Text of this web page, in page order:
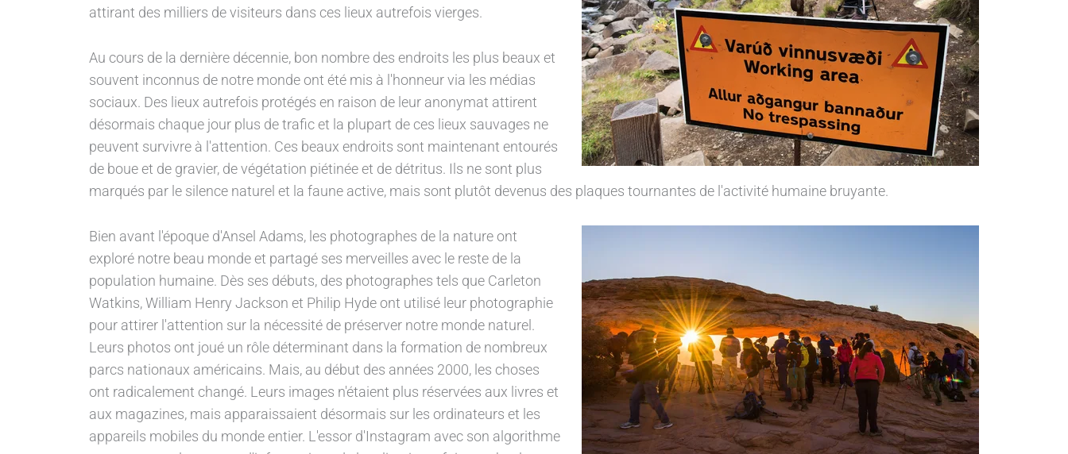
attirant des milliers de visiteurs dans ces lieux autrefois vierges.
Au cours de la dernière décennie, bon nombre des endroits les plus beaux et
souvent inconnus de notre monde ont été mis à l'honneur via les médias
sociaux. Des lieux autrefois protégés en raison de leur anonymat attirent
désormais chaque jour plus de trafic et la plupart de ces lieux sauvages ne
peuvent survivre à l'attention. Ces beaux endroits sont maintenant entourés
de boue et de gravier, de végétation piétinée et de détritus. Ils ne sont plus
marqués par le silence naturel et la faune active, mais sont plutôt devenus des plaques tournantes de l'activité humaine bruyante.
Bien avant l'époque d'Ansel Adams, les photographes de la nature ont
exploré notre beau monde et partagé ses merveilles avec le reste de la
population humaine. Dès ses débuts, des photographes tels que Carleton
Watkins, William Henry Jackson et Philip Hyde ont utilisé leur photographie
pour attirer l'attention sur la nécessité de préserver notre monde naturel.
Leurs photos ont joué un rôle déterminant dans la formation de nombreux
parcs nationaux américains. Mais, au début des années 2000, les choses
ont radicalement changé. Leurs images n'étaient plus réservées aux livres et
aux magazines, mais apparaissaient désormais sur les ordinateurs et les
appareils mobiles du monde entier. L'essor d'Instagram avec son algorithme